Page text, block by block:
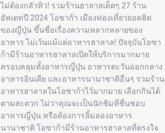
ไม่ต้องกลัวหิว! รวมร้านฮาลาลเด็ดๆ 27 ร้าน
อัพเดทปี 2024 โอซาก้า เมืองท่องเที่ยวยอดฮิต
ของญี่ปุ่น ขึ้นชื่อเรื่องความหลากหลายของ
อาหาร ไม่เว้นแม้แต่อาหารฮาลาล! ปัจจุบันโอซา
ก้ามีร้านอาหารฮาลาลเปิดให้บริการมากมาย
ครอบคลุมทั้งอาหารญี่ปุ่น อาหารตะวันออกกลาง
อาหารอินเดีย และอาหารนานาชาติอื่นๆ รวมร้าน
อาหารฮาลาลในโอซาก้าไว้มากมาย เลือกกินได้
ตามสะดวก ไม่ว่าคุณจะเป็นนักชิมที่ชื่นชอบ
อาหารญี่ปุ่น หรือต้องการลิ้มลองอาหาร
นานาชาติ โอซาก้ามีร้านอาหารฮาลาลที่ตรงใจ